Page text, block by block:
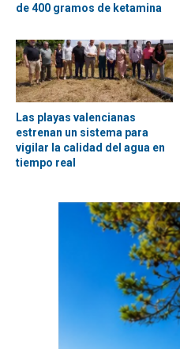
de 400 gramos de ketamina
Las playas valencianas
estrenan un sistema para
vigilar la calidad del agua en
tiempo real